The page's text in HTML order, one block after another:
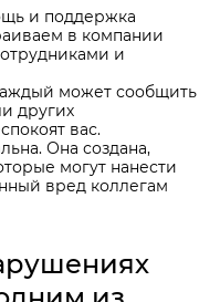
и поддержка
в компании
и
может сообщить
других
вас.
Она создана,
могут нанести
вред коллегам
500 ЭКСТРА
400 ПЛЮС
строительных
процедуры на ЭТП
процедуры на